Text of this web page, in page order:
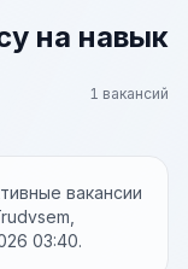
на навык
1 вакансий
вакансии
03:40.